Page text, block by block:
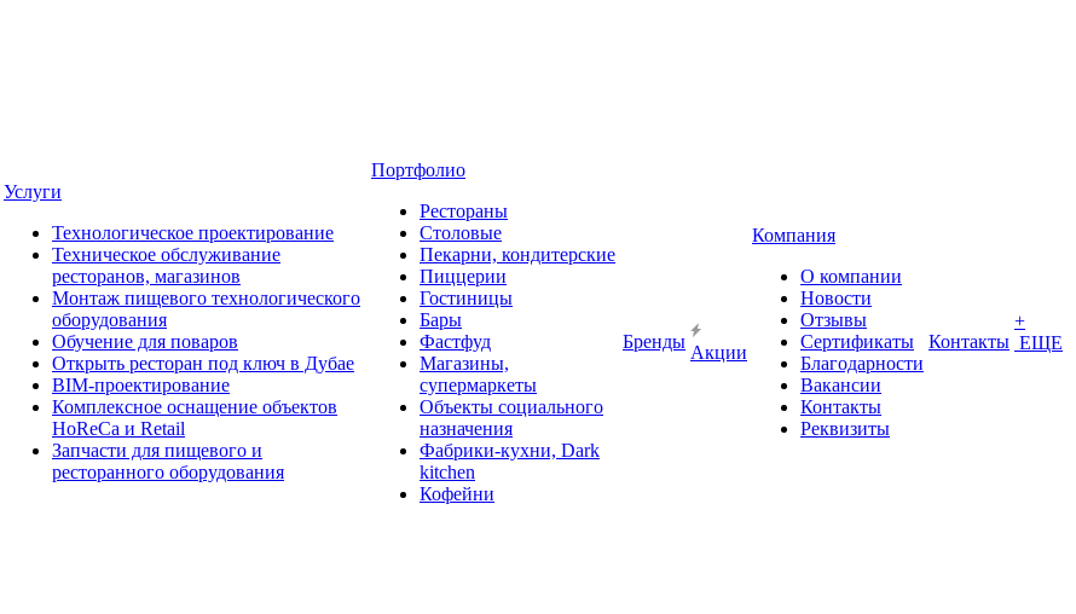
Услуги
Технологическое проектирование
Техническое обслуживание
ресторанов, магазинов
Монтаж пищевого технологического
оборудования
Обучение для поваров
Открыть ресторан под ключ в Дубае
BIM-проектирование
Комплексное оснащение объектов
HoReCa и Retail
Запчасти для пищевого и
ресторанного оборудования
Портфолио
Рестораны
Столовые
Пекарни, кондитерские
Пиццерии
Гостиницы
Бары
Фастфуд
Магазины,
супермаркеты
Объекты социального
назначения
Фабрики-кухни, Dark
kitchen
Кофейни
Бренды
Акции
Компания
О компании
Новости
Отзывы
Сертификаты
Благодарности
Вакансии
Контакты
Реквизиты
Контакты
+
ЕЩЕ